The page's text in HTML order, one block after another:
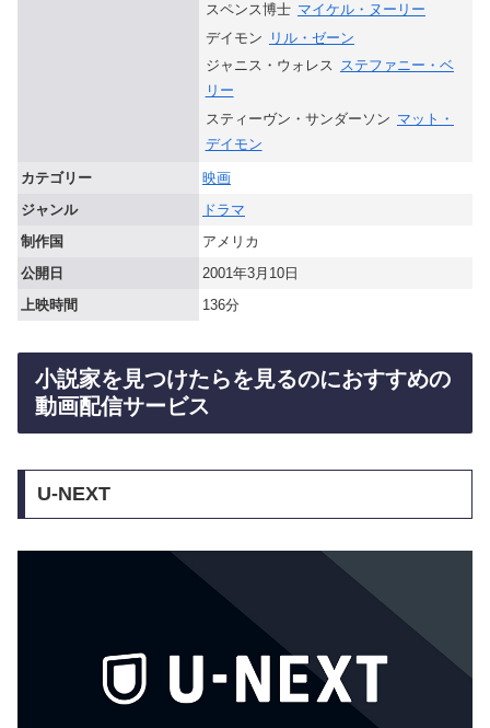
スペンス博士 マイケル・ヌーリー
デイモン
リル・ゼーン
ジャニス・ウォレス ステファニー・ベ
リー
スティーヴン・サンダーソン マット・
デイモン
カテゴリー
映画
ジャンル
ドラマ
制作国
アメリカ
公開日
2001年3月10日
上映時間
136分
小説家を見つけたらを見るのにおすすめの
動画配信サービス
U-NEXT